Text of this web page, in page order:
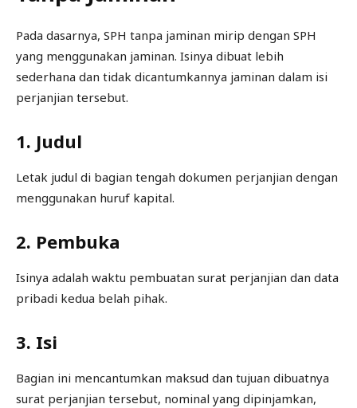
Pada dasarnya, SPH tanpa jaminan mirip dengan SPH
yang menggunakan jaminan. Isinya dibuat lebih
sederhana dan tidak dicantumkannya jaminan dalam isi
perjanjian tersebut.
1. Judul
Letak judul di bagian tengah dokumen perjanjian dengan
menggunakan huruf kapital.
2. Pembuka
Isinya adalah waktu pembuatan surat perjanjian dan data
pribadi kedua belah pihak.
3. Isi
Bagian ini mencantumkan maksud dan tujuan dibuatnya
surat perjanjian tersebut, nominal yang dipinjamkan,